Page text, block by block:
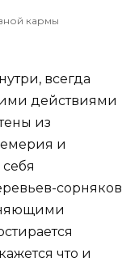
кармы
всегда
действиями
из
и
сорняков
что и